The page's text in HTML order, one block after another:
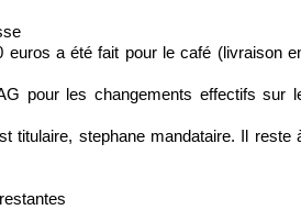
euros a été fait pour le café (livraison
pour les changements effectifs sur
titulaire, stephane mandataire. Il reste